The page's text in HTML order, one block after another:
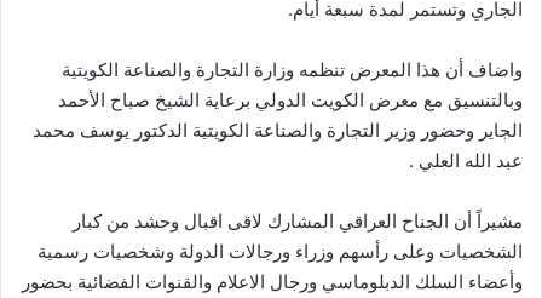
الجاري وتستمر لمدة سبعة أيام.
واضاف أن هذا المعرض تنظمه وزارة التجارة والصناعة الكويتية
وبالتنسيق مع معرض الكويت الدولي برعاية الشيخ صباح الأحمد
الجاير وحضور وزير التجارة والصناعة الكويتية الدكتور يوسف محمد
عبد الله العلي .
مشيراً أن الجناح العراقي المشارك لاقى اقبال وحشد من كبار
الشخصيات وعلى رأسهم وزراء ورجالات الدولة وشخصيات رسمية
وأعضاء السلك الدبلوماسي ورجال الاعلام والقنوات الفضائية بحضور